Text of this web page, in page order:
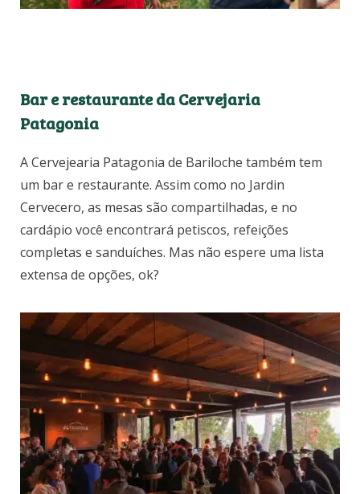
Bar e restaurante da Cervejaria
Patagonia
A Cervejearia Patagonia de Bariloche também tem
um bar e restaurante. Assim como no Jardin
Cervecero, as mesas são compartilhadas, e no
cardápio você encontrará petiscos, refeições
completas e sanduíches. Mas não espere uma lista
extensa de opções, ok?